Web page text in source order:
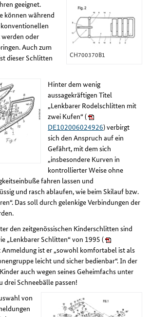
CH700370B1
geeignet.
können während
oder
Auch zum
dieser Schlitten
Hinter dem wenig
aussagekräftigen Titel
„Lenkbarer Rodelschlitten mit
zwei Kufen“ (
DE102006024926) verbirgt
sich den Anspruch auf ein
Gefährt, mit dem sich
„insbesondere Kurven in
kontrollierter Weise ohne
fahren lassen und
und rasch ablaufen, wie beim Skilauf bzw.
Das soll durch gelenkige Verbindungen der
den zeitgenössischen Kinderschlitten sind
„Lenkbarer Schlitten“ von 1995 (
Anmeldung ist er „sowohl komfortabel ist als
leicht und sicher bedienbar“. In der
auch wegen seines Geheimfachs unter
drei Schneebälle passen!
von